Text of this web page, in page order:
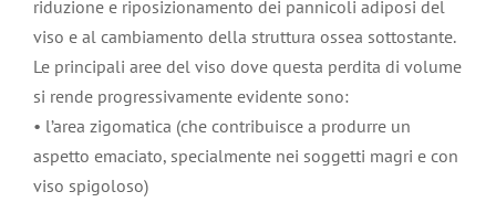
riduzione e riposizionamento dei pannicoli adiposi del
viso e al cambiamento della struttura ossea sottostante.
Le principali aree del viso dove questa perdita di volume
si rende progressivamente evidente sono:
• l’area zigomatica (che contribuisce a produrre un
aspetto emaciato, specialmente nei soggetti magri e con
viso spigoloso)